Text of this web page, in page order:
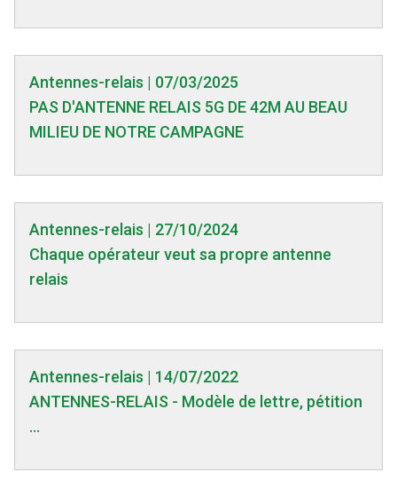
Antennes-relais | 07/03/2025
PAS D'ANTENNE RELAIS 5G DE 42M AU BEAU
MILIEU DE NOTRE CAMPAGNE
Antennes-relais | 27/10/2024
Chaque opérateur veut sa propre antenne
relais
Antennes-relais | 14/07/2022
ANTENNES-RELAIS - Modèle de lettre, pétition
...